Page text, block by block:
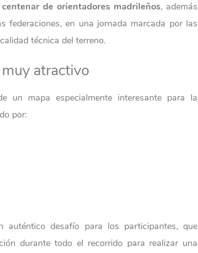
de orientadores madrileños, además
federaciones, en una jornada marcada por las
técnica del terreno.
atractivo
un mapa especialmente interesante para la
por:
desafío para los participantes, que
durante todo el recorrido para realizar una